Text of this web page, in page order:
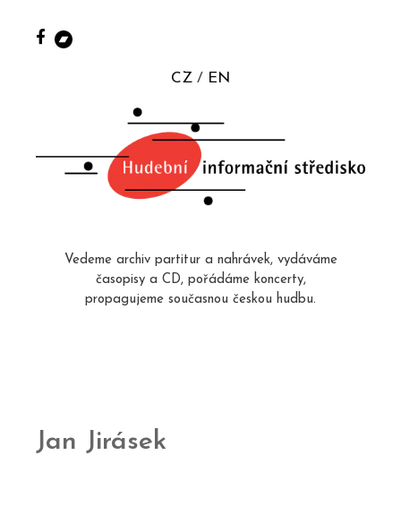
CZ EN
Vedeme archiv partitur a nahrávek, vydáváme
časopisy a CD, pořádáme koncerty,
propagujeme současnou českou hudbu.
Jan Jirásek